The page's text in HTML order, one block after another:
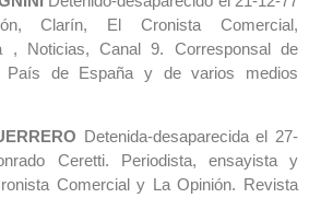
Clarín, El Cronista Comercial,
, Noticias, Canal 9. Corresponsal de
País de España y de varios medios
Detenida-desaparecida el 27-
Ceretti. Periodista, ensayista y
Comercial y La Opinión. Revista